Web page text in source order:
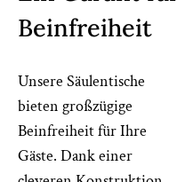
Beinfreiheit
Unsere Säulentische
bieten großzügige
Beinfreiheit für Ihre
Gäste. Dank einer